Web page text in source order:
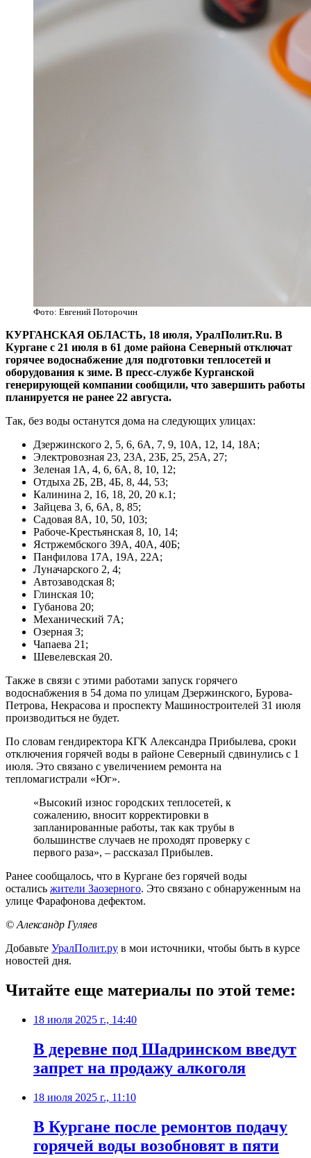
Фото: Евгений Поторочин
КУРГАНСКАЯ ОБЛАСТЬ, 18 июля, УралПолит.Ru. В
Кургане с 21 июля в 61 доме района Северный отключат
горячее водоснабжение для подготовки теплосетей и
оборудования к зиме. В пресс-службе Курганской
генерирующей компании сообщили, что завершить работы
планируется не ранее 22 августа.
Так, без воды останутся дома на следующих улицах:
Дзержинского 2, 5, 6, 6А, 7, 9, 10А, 12, 14, 18А;
Электровозная 23, 23А, 23Б, 25, 25А, 27;
Зеленая 1А, 4, 6, 6А, 8, 10, 12;
Отдыха 2Б, 2В, 4Б, 8, 44, 53;
Калинина 2, 16, 18, 20, 20 к.1;
Зайцева 3, 6, 6А, 8, 85;
Садовая 8А, 10, 50, 103;
Рабоче-Крестьянская 8, 10, 14;
Ястржембского 39А, 40А, 40Б;
Панфилова 17А, 19А, 22А;
Луначарского 2, 4;
Автозаводская 8;
Глинская 10;
Губанова 20;
Механический 7А;
Озерная 3;
Чапаева 21;
Шевелевская 20.
Также в связи с этими работами запуск горячего
водоснабжения в 54 дома по улицам Дзержинского, Бурова-
Петрова, Некрасова и проспекту Машиностроителей 31 июля
производиться не будет.
По словам гендиректора КГК Александра Прибылева, сроки
отключения горячей воды в районе Северный сдвинулись с 1
июля. Это связано с увеличением ремонта на
тепломагистрали «Юг».
«Высокий износ городских теплосетей, к
сожалению, вносит корректировки в
запланированные работы, так как трубы в
большинстве случаев не проходят проверку с
первого раза», – рассказал Прибылев.
Ранее сообщалось, что в Кургане без горячей воды
остались жители Заозерного. Это связано с обнаруженным на
улице Фарафонова дефектом.
© Александр Гуляев
Добавьте УралПолит.ру в мои источники, чтобы быть в курсе
новостей дня.
Читайте еще материалы по этой теме:
18 июля 2025 г., 14:40
В деревне под Шадринском введут
запрет на продажу алкоголя
18 июля 2025 г., 11:10
В Кургане после ремонтов подачу
горячей воды возобновят в пяти